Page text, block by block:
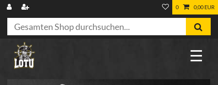
0 0,00 EUR
☰